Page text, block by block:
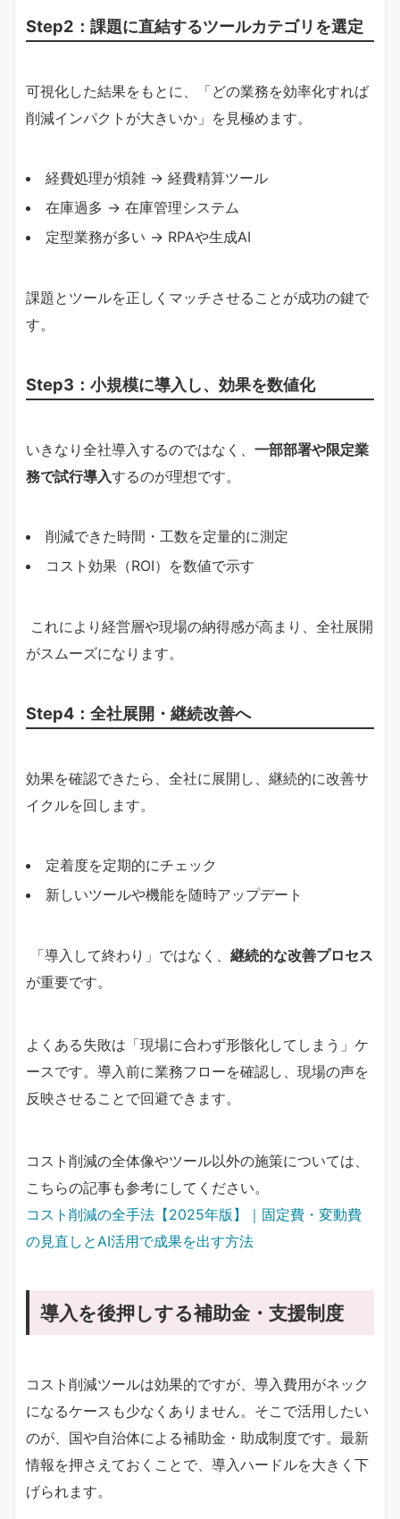
Step2：課題に直結するツールカテゴリを選定
可視化した結果をもとに、「どの業務を効率化すれば
削減インパクトが大きいか」を見極めます。
経費処理が煩雑 → 経費精算ツール
在庫過多 → 在庫管理システム
定型業務が多い → RPAや生成AI
課題とツールを正しくマッチさせることが成功の鍵で
す。
Step3：小規模に導入し、効果を数値化
いきなり全社導入するのではなく、 一部部署や限定業
務で試行導入するのが理想です。
削減できた時間・工数を定量的に測定
コスト効果（ROI）を数値で示す
これにより経営層や現場の納得感が高まり、全社展開
がスムーズになります。
Step4：全社展開・継続改善へ
効果を確認できたら、全社に展開し、継続的に改善サ
イクルを回します。
定着度を定期的にチェック
新しいツールや機能を随時アップデート
「導入して終わり」ではなく、 継続的な改善プロセス
が重要です。
よくある失敗は「現場に合わず形骸化してしまう」ケ
ースです。導入前に業務フローを確認し、現場の声を
反映させることで回避できます。
コスト削減の全体像やツール以外の施策については、
こちらの記事も参考にしてください。
コスト削減の全手法【2025年版】｜固定費・変動費
の見直しとAI活用で成果を出す方法
導入を後押しする補助金・支援制度
コスト削減ツールは効果的ですが、導入費用がネック
になるケースも少なくありません。そこで活用したい
のが、国や自治体による補助金・助成制度です。最新
情報を押さえておくことで、導入ハードルを大きく下
げられます。